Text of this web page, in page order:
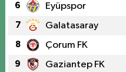
6 Eyüpspor
7 Galatasaray
8 Çorum FK
9 Gaziantep FK